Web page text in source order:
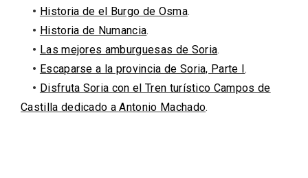
• Historia de el Burgo de Osma.
• Historia de Numancia.
• Las mejores amburguesas de Soria.
• Escaparse a la provincia de Soria, Parte I.
• Disfruta Soria con el Tren turístico Campos de
Castilla dedicado a Antonio Machado.